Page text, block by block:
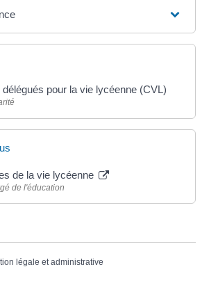
pour la vie lycéenne (CVL)
de la vie lycéenne
de l'éducation
légale et administrative